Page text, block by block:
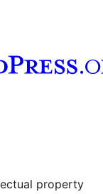
property